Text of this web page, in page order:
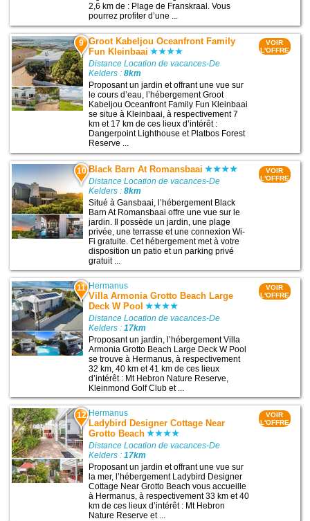
2,6 km de : Plage de Franskraal. Vous
pourrez profiter d’une ...
9 Groot Kabeljou Oceanfront Family
Fun Kleinbaai
Distance Location de vacances-De
Kelders :8km
Proposant un jardin et offrant une vue sur
le cours d’eau, l’hébergement Groot
Kabeljou Oceanfront Family Fun Kleinbaai
se situe à Kleinbaai, à respectivement 7
km et 17 km de ces lieux d’intérêt :
Dangerpoint Lighthouse et Platbos Forest
Reserve ...
VOIR
L'OFFRE
10 Black Barn At Romansbaai
Distance Location de vacances-De
Kelders :8km
Situé à Gansbaai, l’hébergement Black
Barn At Romansbaai offre une vue sur le
jardin. Il possède un jardin, une plage
privée, une terrasse et une connexion Wi-
Fi gratuite. Cet hébergement met à votre
disposition un patio et un parking privé
gratuit ...
VOIR
L'OFFRE
11 Hermanus
Villa Armonia Grotto Beach Large
Deck W Pool
Distance Location de vacances-De
Kelders :17km
Proposant un jardin, l’hébergement Villa
Armonia Grotto Beach Large Deck W Pool
se trouve à Hermanus, à respectivement
32 km, 40 km et 41 km de ces lieux
d’intérêt : Mt Hebron Nature Reserve,
Kleinmond Golf Club et ...
VOIR
L'OFFRE
12 Hermanus
Ladybird Designer Cottage Near
Grotto Beach
Distance Location de vacances-De
Kelders :17km
Proposant un jardin et offrant une vue sur
la mer, l’hébergement Ladybird Designer
Cottage Near Grotto Beach vous accueille
à Hermanus, à respectivement 33 km et 40
km de ces lieux d’intérêt : Mt Hebron
Nature Reserve et ...
VOIR
L'OFFRE